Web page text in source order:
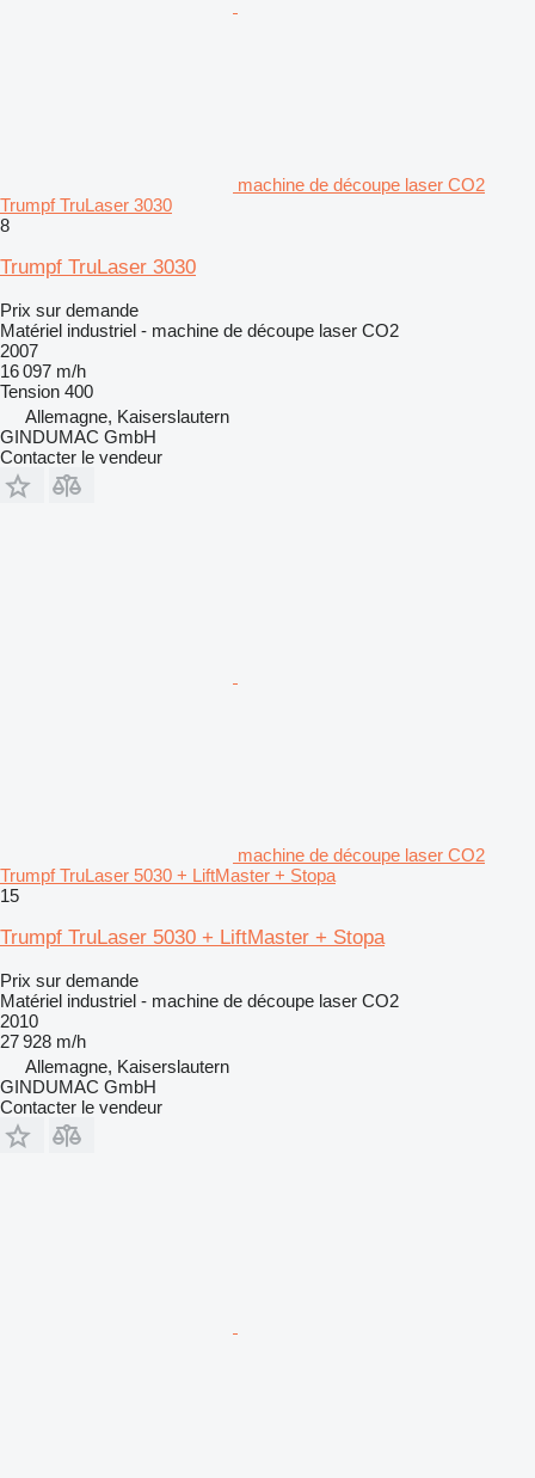
machine de découpe laser CO2
Trumpf TruLaser 3030
8
Trumpf TruLaser 3030
Prix sur demande
Matériel industriel - machine de découpe laser CO2
2007
16 097 m/h
Tension 400
Allemagne, Kaiserslautern
GINDUMAC GmbH
Contacter le vendeur
machine de découpe laser CO2
Trumpf TruLaser 5030 + LiftMaster + Stopa
15
Trumpf TruLaser 5030 + LiftMaster + Stopa
Prix sur demande
Matériel industriel - machine de découpe laser CO2
2010
27 928 m/h
Allemagne, Kaiserslautern
GINDUMAC GmbH
Contacter le vendeur